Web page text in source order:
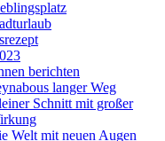
berichten
langer Weg
Schnitt mit großer
Welt mit neuen Augen